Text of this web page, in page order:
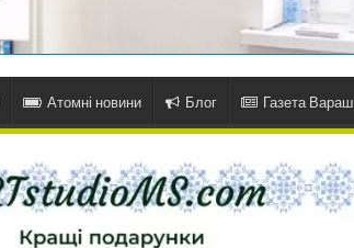
Атомні новини Блог Газета Вараш